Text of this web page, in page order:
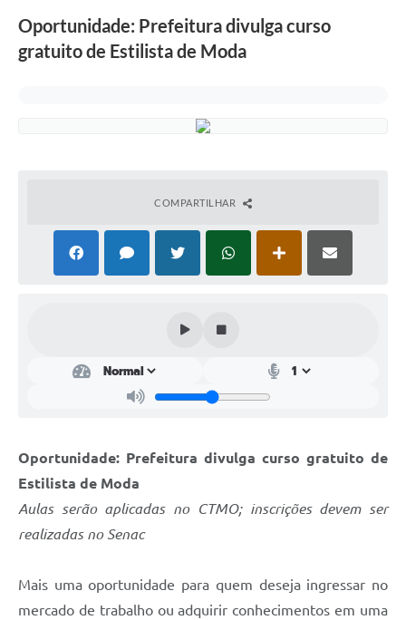
Diário Oficial
Prestação de Contas
Legislação
Audiências Públicas
Links
Telefones Úteis
Contato
Oportunidade: Prefeitura divulga curso
gratuito de Estilista de Moda
COMPARTILHAR
Oportunidade: Prefeitura divulga curso gratuito de
Estilista de Moda
Aulas serão aplicadas no CTMO; inscrições devem ser
realizadas no Senac
Mais uma oportunidade para quem deseja ingressar no
mercado de trabalho ou adquirir conhecimentos em uma